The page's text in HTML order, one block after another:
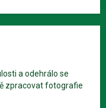
a odehrálo se
zpracovat fotografie